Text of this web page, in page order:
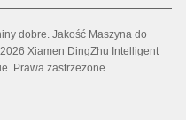
Prawa zastrzeżone.